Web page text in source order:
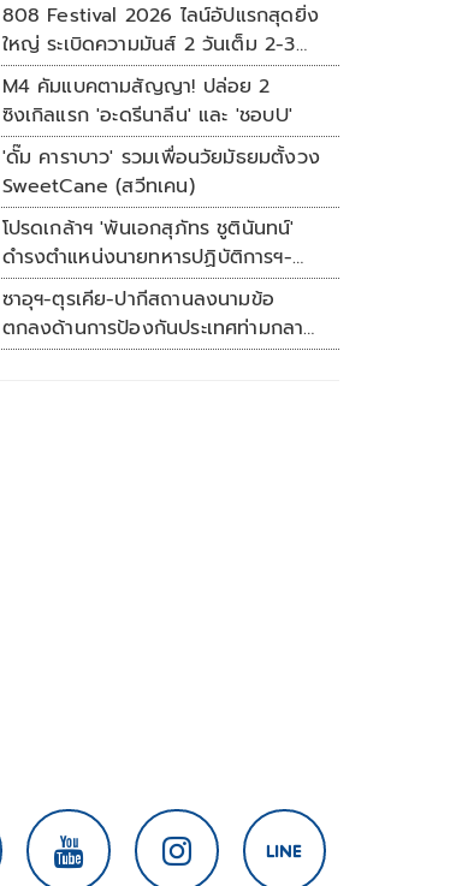
808 Festival 2026 ไลน์อัปแรกสุดยิ่ง
ใหญ่ ระเบิดความมันส์ 2 วันเต็ม 2-3
ต.ค.นี้
M4 คัมแบคตามสัญญา! ปล่อย 2
ซิงเกิลแรก 'อะดรีนาลีน' และ 'ชอบU'
'ดั๊ม คาราบาว' รวมเพื่อนวัยมัธยมตั้งวง
SweetCane (สวีทเคน)
โปรดเกล้าฯ 'พันเอกสุภัทร ชูตินันทน์'
ดำรงตำแหน่งนายทหารปฏิบัติการฯ-
พระราชทานยศ 'พลตรี'
ซาอุฯ-ตุรเคีย-ปากีสถานลงนามข้อ
ตกลงด้านการป้องกันประเทศท่ามกลาง
สงครามในภูมิภาค